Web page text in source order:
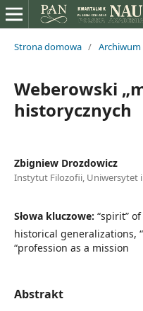
Strona domowa / Archiwum
Weberowski
historycznych
Zbigniew Drozdowicz
Instytut Filozofii, Uniwersytet
Słowa kluczowe: “spirit”
historical generalizations,
“profession as a mission
Abstrakt